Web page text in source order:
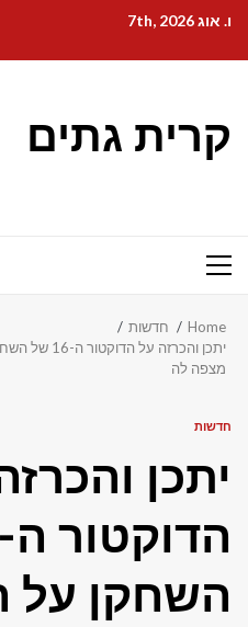
content
ו. אוג 7th, 2026
קרית גתים
Primary
Home
חדשות
יתכן והכרזה
מצפה לה
חדשות
יתכן
השחקן על